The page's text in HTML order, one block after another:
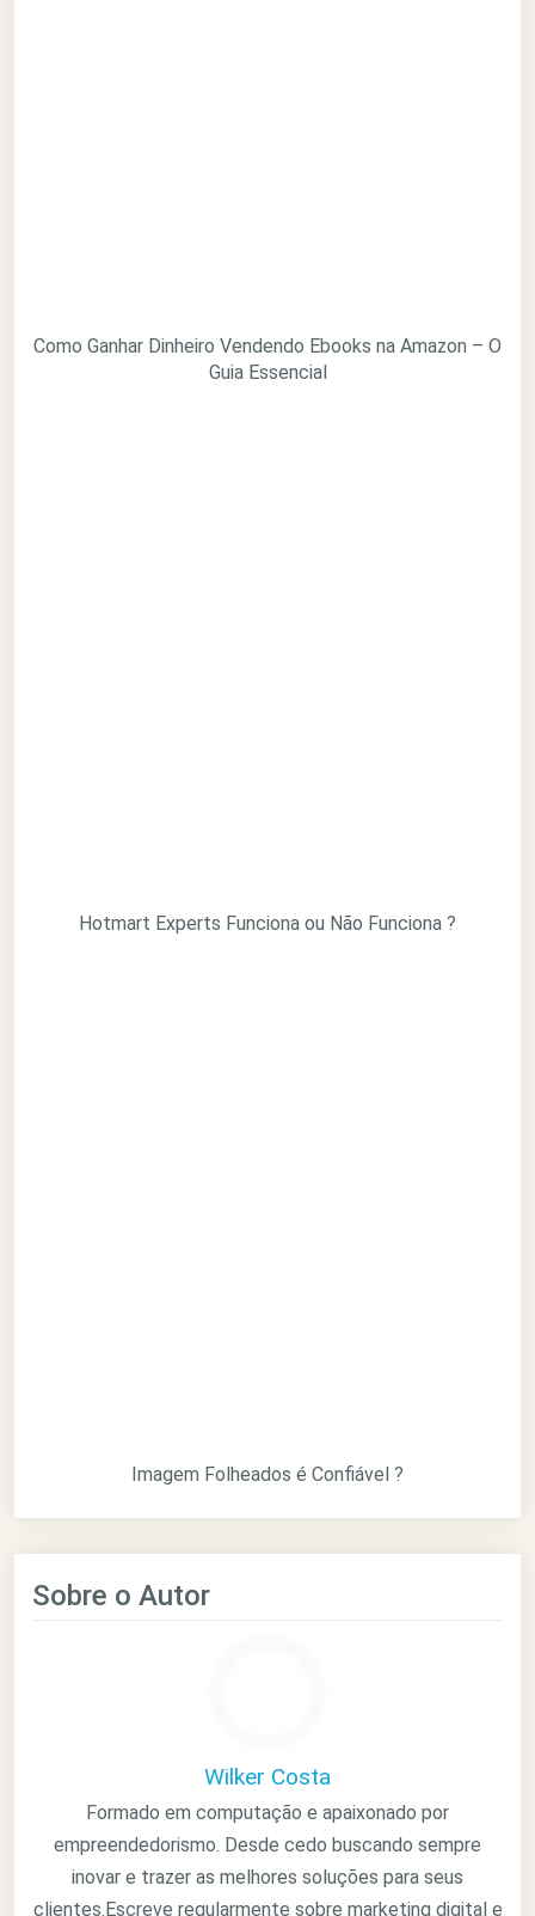
Como Ganhar Dinheiro Vendendo Ebooks na Amazon – O
Guia Essencial
Hotmart Experts Funciona ou Não Funciona ?
Imagem Folheados é Confiável ?
Sobre o Autor
Wilker Costa
Formado em computação e apaixonado por
empreendedorismo. Desde cedo buscando sempre
inovar e trazer as melhores soluções para seus
clientes.Escreve regularmente sobre marketing digital e